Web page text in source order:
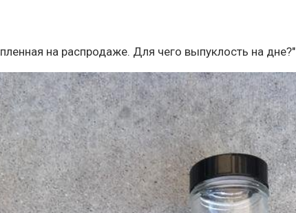
на распродаже. Для чего выпуклость на дне?"